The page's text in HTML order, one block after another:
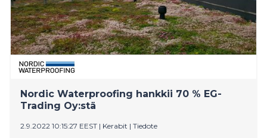
Nordic Waterproofing hankkii 70 % EG-
Trading Oy:stä
2.9.2022 10:15:27 EEST | Kerabit | Tiedote